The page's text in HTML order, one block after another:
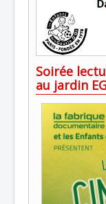
Soirée
au jardin